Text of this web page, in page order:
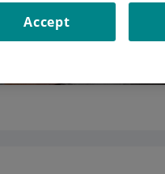
Accept